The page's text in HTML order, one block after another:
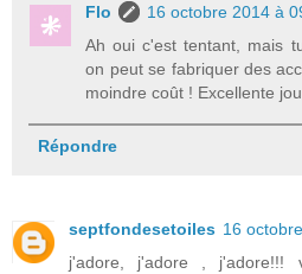
Flo
16 octobre 2014 à
Ah oui c'est tentant, mais
on peut se fabriquer des
moindre coût ! Excellente
Répondre
septfondesetoiles 16
j'adore, j'adore , j'adore!!!